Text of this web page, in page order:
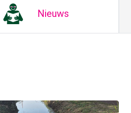
Nieuws